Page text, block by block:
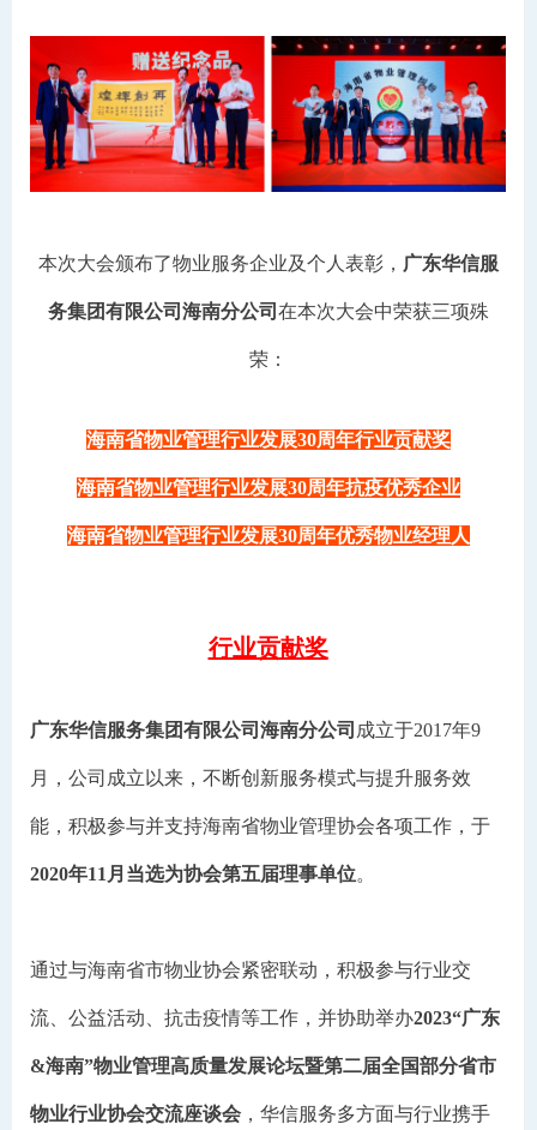
本次大会颁布了物业服务企业及个人表彰， 广东华信服
务集团有限公司海南分公司 在本次大会中荣获三项殊
荣：
海南省物业管理行业发展30周年行业贡献奖
海南省物业管理行业发展30周年抗疫优秀企业
海南省物业管理行业发展30周年优秀物业经理人
行业贡献奖
广东华信服务集团有限公司海南分公司 成立于2017年9
月，公司成立以来，不断创新服务模式与提升服务效
能，积极参与并支持海南省物业管理协会各项工作，于
2020年11月当选为协会第五届理事单位。
通过与海南省市物业协会紧密联动，积极参与行业交
流、公益活动、抗击疫情等工作， 并协助举办2023“广东
&海南”物业管理高质量发展论坛暨第二届全国部分省市
物业行业协会交流座谈会 ， 华信服务多方面与行业携手